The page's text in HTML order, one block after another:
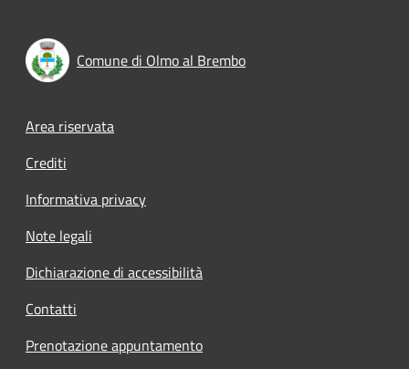
Comune di Olmo al Brembo
Footer menu
Area riservata
Crediti
Informativa privacy
Note legali
Dichiarazione di accessibilità
Contatti
Prenotazione appuntamento